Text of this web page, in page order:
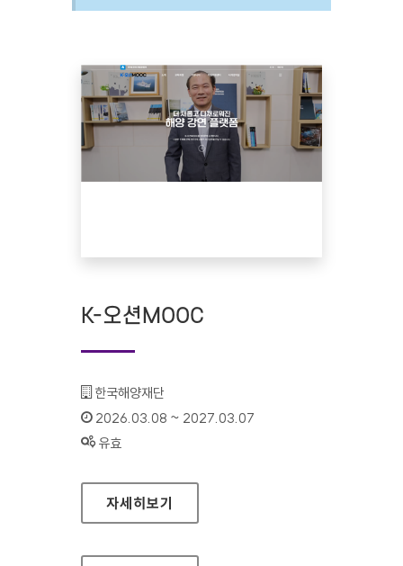
K-오션MOOC
기관명 :
한국해양재단
인증기간 :
2026.03.08 ~ 2027.03.07
상태 :
유효
K-오션MOOC
자세히보기